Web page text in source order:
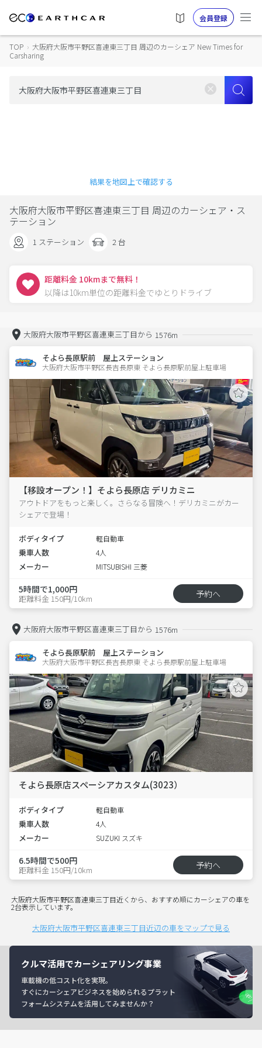
会員登録
TOP › 大阪府大阪市平野区喜連東三丁目 周辺のカーシェア New Times for
Carsharing
結果を地図上で確認する
大阪府大阪市平野区喜連東三丁目 周辺のカーシェア・ス
テーション
1 ステーション 2 台
距離料金 10kmまで無料！
以降は10km単位の距離料金でゆとりドライブ
大阪府大阪市平野区喜連東三丁目から 1576m
そよら長原駅前 屋上ステーション
大阪府大阪市平野区長吉長原東 そよら長原駅前屋上駐車場
【移設オープン！】そよら長原店 デリカミニ
アウトドアをもっと楽しく。さらなる冒険へ！デリカミニがカー
シェアで登場！
ボディタイプ 軽自動車
乗車人数 4人
メーカー MITSUBISHI 三菱
5時間で1,000円
距離料金 150円/10km 予約へ
大阪府大阪市平野区喜連東三丁目から 1576m
そよら長原駅前 屋上ステーション
大阪府大阪市平野区長吉長原東 そよら長原駅前屋上駐車場
そよら長原店スペーシアカスタム(3023）
ボディタイプ 軽自動車
乗車人数 4人
メーカー SUZUKI スズキ
6.5時間で500円
距離料金 150円/10km 予約へ
大阪府大阪市平野区喜連東三丁目近くから、おすすめ順にカーシェアの車を
2台表示しています。
大阪府大阪市平野区喜連東三丁目近辺の車をマップで見る
クルマ活用でカーシェアリング事業
車載機の低コスト化を実現。
すぐにカーシェアビジネスを始められるプラット
フォームシステムを活用してみませんか？